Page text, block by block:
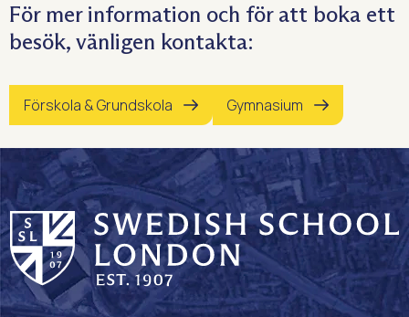
För mer information och för att boka ett
besök, vänligen kontakta:
Förskola & Grundskola Gymnasium